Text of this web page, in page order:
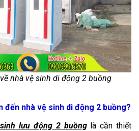
nhà vệ sinh di động 2 buồng
đến nhà vệ sinh di động 2 buồng?
lưu động 2 buồnglà cần thiết